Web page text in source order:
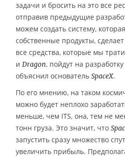
задачи и бросить на это все
отправив предыдущие
можем создать систему,
собственные продукты,
все средства, которые мы
и Dragon, пойдут на
объяснил основатель SpaceX.
По его мнению, на таком
можно будет неплохо
меньше, чем ITS, она, тем не
тонн груза. Это значит, что
запустить сразу множество
увеличить прибыль.